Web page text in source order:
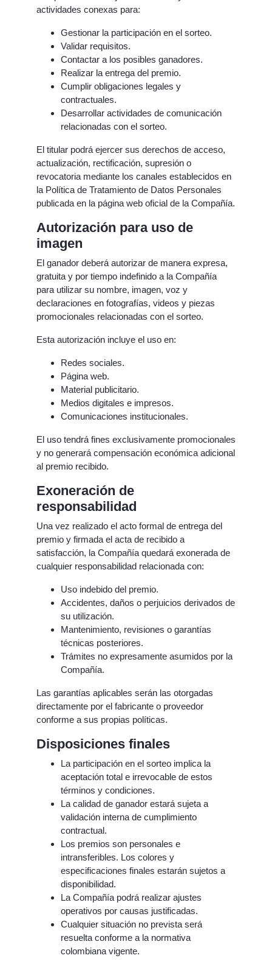
actividades conexas para:
Gestionar la participación en el sorteo.
Validar requisitos.
Contactar a los posibles ganadores.
Realizar la entrega del premio.
Cumplir obligaciones legales y
contractuales.
Desarrollar actividades de comunicación
relacionadas con el sorteo.
El titular podrá ejercer sus derechos de acceso,
actualización, rectificación, supresión o
revocatoria mediante los canales establecidos en
la Política de Tratamiento de Datos Personales
publicada en la página web oficial de la Compañía.
Autorización para uso de
imagen
El ganador deberá autorizar de manera expresa,
gratuita y por tiempo indefinido a la Compañía
para utilizar su nombre, imagen, voz y
declaraciones en fotografías, videos y piezas
promocionales relacionadas con el sorteo.
Esta autorización incluye el uso en:
Redes sociales.
Página web.
Material publicitario.
Medios digitales e impresos.
Comunicaciones institucionales.
El uso tendrá fines exclusivamente promocionales
y no generará compensación económica adicional
al premio recibido.
Exoneración de
responsabilidad
Una vez realizado el acto formal de entrega del
premio y firmada el acta de recibido a
satisfacción, la Compañía quedará exonerada de
cualquier responsabilidad relacionada con:
Uso indebido del premio.
Accidentes, daños o perjuicios derivados de
su utilización.
Mantenimiento, revisiones o garantías
técnicas posteriores.
Trámites no expresamente asumidos por la
Compañía.
Las garantías aplicables serán las otorgadas
directamente por el fabricante o proveedor
conforme a sus propias políticas.
Disposiciones finales
La participación en el sorteo implica la
aceptación total e irrevocable de estos
términos y condiciones.
La calidad de ganador estará sujeta a
validación interna de cumplimiento
contractual.
Los premios son personales e
intransferibles. Los colores y
especificaciones finales estarán sujetos a
disponibilidad.
La Compañía podrá realizar ajustes
operativos por causas justificadas.
Cualquier situación no prevista será
resuelta conforme a la normativa
colombiana vigente.